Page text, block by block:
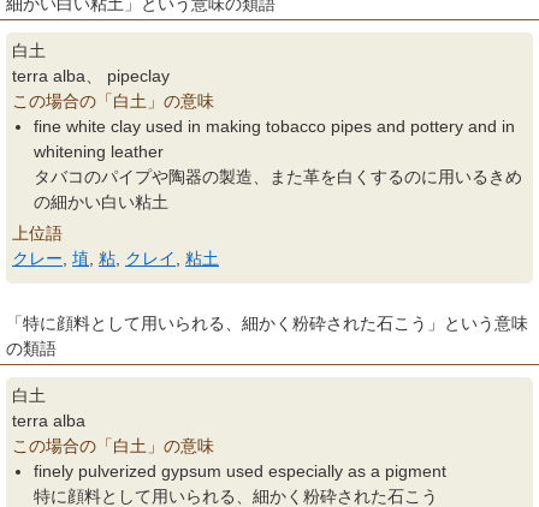
白土
terra alba、 pipeclay
この場合の「白土」の意味
fine white clay used in making tobacco pipes and pottery and in
whitening leather
タバコのパイプや陶器の製造、また革を白くするのに用いるきめ
の細かい白い粘土
上位語
クレー 埴 粘 クレイ 粘土
「特に顔料として用いられる、細かく粉砕された石こう」という意味
の類語
白土
terra alba
この場合の「白土」の意味
finely pulverized gypsum used especially as a pigment
特に顔料として用いられる、細かく粉砕された石こう